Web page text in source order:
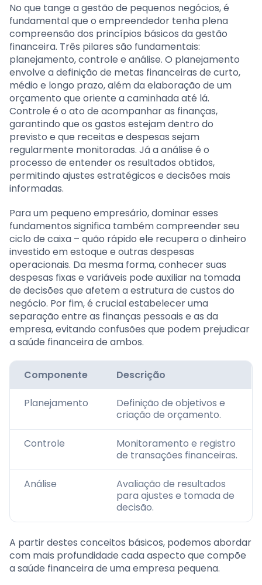
No que tange a gestão de pequenos negócios, é
fundamental que o empreendedor tenha plena
compreensão dos princípios básicos da gestão
financeira. Três pilares são fundamentais:
planejamento, controle e análise. O planejamento
envolve a definição de metas financeiras de curto,
médio e longo prazo, além da elaboração de um
orçamento que oriente a caminhada até lá.
Controle é o ato de acompanhar as finanças,
garantindo que os gastos estejam dentro do
previsto e que receitas e despesas sejam
regularmente monitoradas. Já a análise é o
processo de entender os resultados obtidos,
permitindo ajustes estratégicos e decisões mais
informadas.
Para um pequeno empresário, dominar esses
fundamentos significa também compreender seu
ciclo de caixa – quão rápido ele recupera o dinheiro
investido em estoque e outras despesas
operacionais. Da mesma forma, conhecer suas
despesas fixas e variáveis pode auxiliar na tomada
de decisões que afetem a estrutura de custos do
negócio. Por fim, é crucial estabelecer uma
separação entre as finanças pessoais e as da
empresa, evitando confusões que podem prejudicar
a saúde financeira de ambos.
Componente Descrição
Planejamento
Definição de objetivos e
criação de orçamento.
Controle
Monitoramento e registro
de transações financeiras.
Análise
Avaliação de resultados
para ajustes e tomada de
decisão.
A partir destes conceitos básicos, podemos abordar
com mais profundidade cada aspecto que compõe
a saúde financeira de uma empresa pequena.